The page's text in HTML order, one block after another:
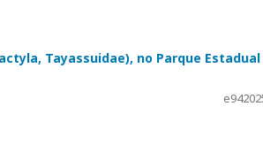
Tayassuidae), no Parque Estadual